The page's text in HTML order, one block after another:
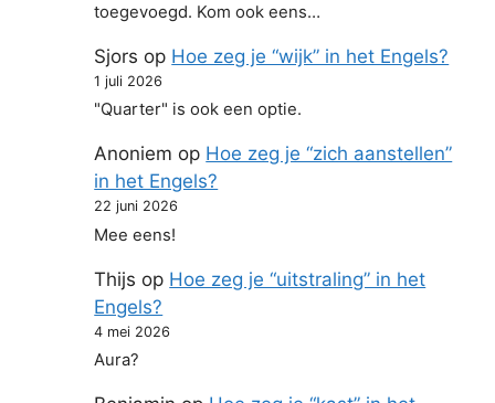
toegevoegd. Kom ook eens…
Sjors op Hoe zeg je “wijk” in het Engels?
1 juli 2026
"Quarter" is ook een optie.
Anoniem op Hoe zeg je “zich aanstellen”
in het Engels?
22 juni 2026
Mee eens!
Thijs op Hoe zeg je “uitstraling” in het
Engels?
4 mei 2026
Aura?